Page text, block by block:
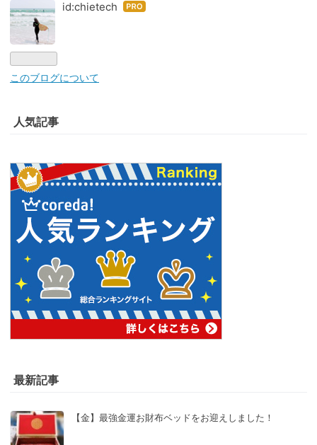
id:chietech はて
このブログについて
人気記事
最新記事
【金】最強金運お財布ベッドをお迎えしました！